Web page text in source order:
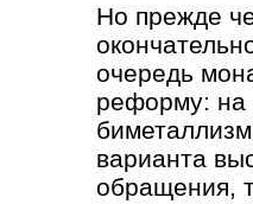
Но прежде
очередь
реформу: на
варианта
обращения,